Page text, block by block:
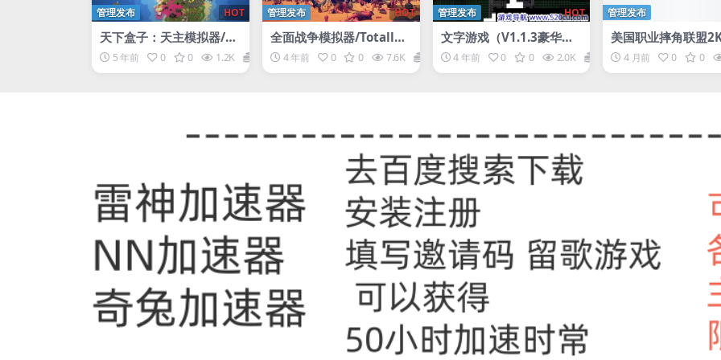
HOT
管理发布
天下盒子：天主模拟器/W
orldBox – God Simulat
or
5 年前 0 0 1.2K
HOT
管理发布
全面战争模拟器/Totally
Accurate Battle Simula
tor
4 年前 0 0 7.6K
HOT
管理发布
文字游戏（V1.1.3豪华版+
DLC原声音乐）
4 年前 0 0 2.0K
管理发布
美国职业摔角联盟
虚拟机版/WWE
PERVISOR
4 月前 0 0